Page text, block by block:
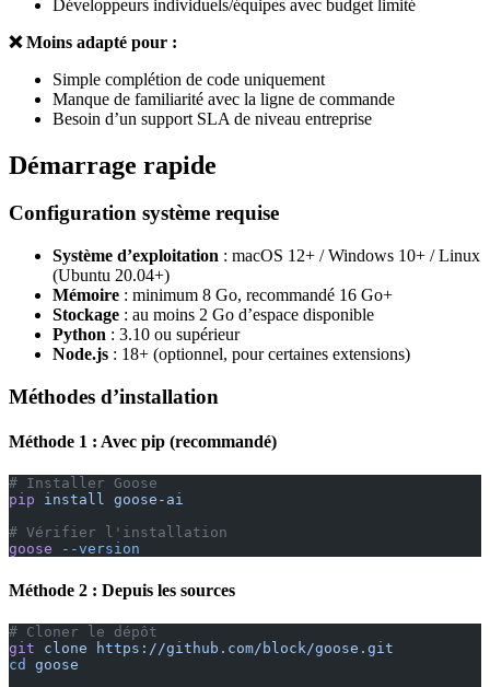
Développeurs individuels/équipes avec budget limité
❌ Moins adapté pour :
Simple complétion de code uniquement
Manque de familiarité avec la ligne de commande
Besoin d’un support SLA de niveau entreprise
Démarrage rapide
Configuration système requise
Système d’exploitation : macOS 12+ / Windows 10+ / Linux
(Ubuntu 20.04+)
Mémoire : minimum 8 Go, recommandé 16 Go+
Stockage : au moins 2 Go d’espace disponible
Python : 3.10 ou supérieur
Node.js : 18+ (optionnel, pour certaines extensions)
Méthodes d’installation
Méthode 1 : Avec pip (recommandé)
# Installer Goose
pip install goose-ai
# Vérifier l'installation
goose --version
Méthode 2 : Depuis les sources
# Cloner le dépôt
git clone https://github.com/block/goose.git
cd
goose